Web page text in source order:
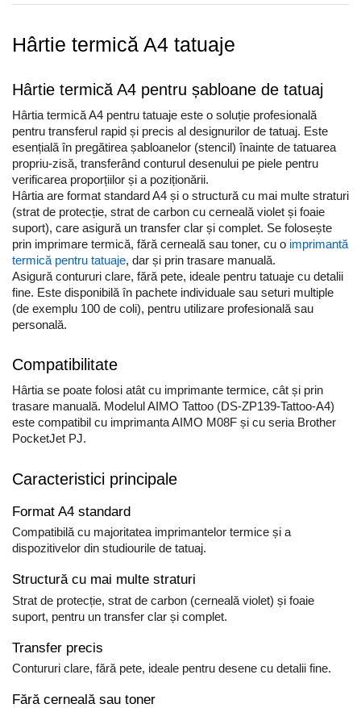
Etichete cabluri Aimo Phomemo
Etichete haine Aimo Phomemo
Etichete Aimo rotunde
Etichete bijuterii Aimo Phomemo
Dymo
Batoane silicon pentru decoratiuni
Batoane silicon Rapid Fun to Fix
Batoane silicon pluta
Batoane silicon piele intoarsa
Duze pentru pistoale de lipit
Clesti pentru nituri si popnituri
Nituri etansare Rapid
Nituri High performance Rapid
Nituri automotive Rapid colorate
Piulite nit Rapid
Capsatoare pneumatice
Pistoale pneumatice batut cuie in
banda
Pistoale pneumatice duale batut
Preducele si Clesti pentru ocheti
finisare bannere
Preducele Rapid
Capse, Pini si Cuie
Cuie Rapid
folie anticondens
Truse de chei WERA
electrieni
Geanta | Rucsac pentru scule
Instrumente recuperatoare
magnetice
Pompe aspirator fludor si accesorii
Scule
Scule de mana electricieni
Scule de mana KNIPEX
Scule multifunctionale si accesorii
Scule pentru aviatie
Scule pentru constructii navale si
intretinere nave
Scule pentru instalari panouri
Scule pentru reparatii biciclete |
Scule si unelte VDE
Scule unelte lucru la inaltime
Surubelnite
Surubelnite testare tensiune
(Engineer)
Surubelnite VDE KNIPEX
Surubelnite Inox
Surubelnite VDE Wera
Biti Surubelnita
accesorii
Dalti electricieni si punctatoare
Hârtie termică A4 tatuaje
Hârtie termică A4 pentru șabloane de tatuaj
Hârtia termică A4 pentru tatuaje este o soluție profesională
pentru transferul rapid și precis al designurilor de tatuaj. Este
esențială în pregătirea șabloanelor (stencil) înainte de tatuarea
propriu-zisă, transferând conturul desenului pe piele pentru
verificarea proporțiilor și a poziționării.
Hârtia are format standard A4 și o structură cu mai multe straturi
(strat de protecție, strat de carbon cu cerneală violet și foaie
suport), care asigură un transfer clar și complet. Se folosește
prin imprimare termică, fără cerneală sau toner, cu o imprimantă
termică pentru tatuaje, dar și prin trasare manuală.
Asigură contururi clare, fără pete, ideale pentru tatuaje cu detalii
fine. Este disponibilă în pachete individuale sau seturi multiple
(de exemplu 100 de coli), pentru utilizare profesională sau
personală.
Compatibilitate
Hârtia se poate folosi atât cu imprimante termice, cât și prin
trasare manuală. Modelul AIMO Tattoo (DS-ZP139-Tattoo-A4)
este compatibil cu imprimanta AIMO M08F și cu seria Brother
PocketJet PJ.
Caracteristici principale
Format A4 standard
Compatibilă cu majoritatea imprimantelor termice și a
dispozitivelor din studiourile de tatuaj.
Structură cu mai multe straturi
Strat de protecție, strat de carbon (cerneală violet) și foaie
suport, pentru un transfer clar și complet.
Transfer precis
Contururi clare, fără pete, ideale pentru desene cu detalii fine.
Fără cerneală sau toner